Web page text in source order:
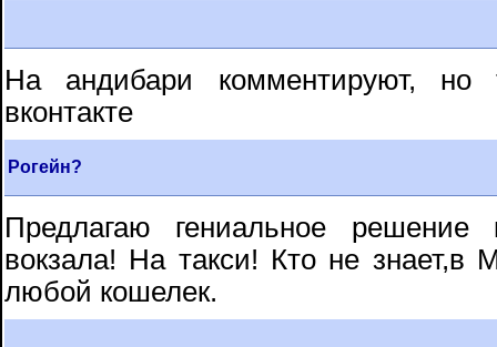
На андибари комментируют, но
вконтакте
Рогейн?
Предлагаю гениальное решение
вокзала! На такси! Кто не знает,в
любой кошелек.